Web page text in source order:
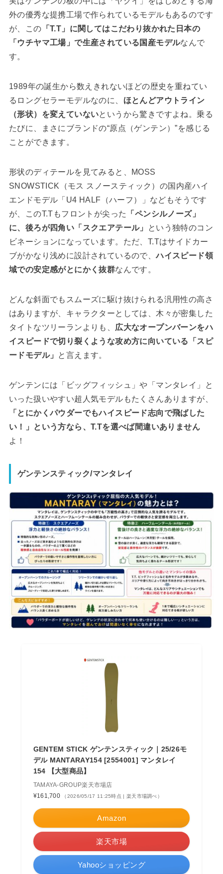
外の優秀な提携工場で作られているモデルもあるのです
が、この 「T.T」に関してはこだわり抜かれた日本の
「ウチヤマ工場」で生産されている国産モデルなんで
す。
1989年の誕生から数えきれないほどの歴史を重ねてい
るロングセラーモデルなのに、 ほとんどアウトライン
（形状）を変えていないというから驚きですよね。乗る
たびに、まさにブランドの“原点（ゲンテン）”を感じる
ことができます。
形状のディテールを見てみると、MOSS
SNOWSTICK（モス スノースティック）の国内産ハイ
エンドモデル「U4 HALF（ハーフ）」などもそうです
が、このT.Tもフロントが尖った
「ペンシルノーズ」
に、後ろが四角い「スクエアテール」
という独特のコン
ビネーションになっています。ただ、T.Tはサイドカー
ブがかなり浅めに設計されているので、ハイスピード領
域での安定感がとにかく抜群なんです。
どんな斜面でもスムーズに駆け抜けられる汎用性の高さ
はありますが、キャラクターとしては、木々が密集した
タイトなツリーランよりも、 広大なオープンバーンをハ
イスピードで切り裂くような攻め方に向いている「スピ
ードモデル」 と言えます。
ゲンテンには「ビッグフィッシュ」や「マンタレイ」と
いった扱いやすい超人気モデルもたくさんありますが、
「とにかくパウダーでもハイスピード志向で飛ばした
い！」という方なら、T.Tを選べば間違いありません
よ！
ゲンテンスティック/マンタレイ
GENTEM STICK ゲンテンスティック｜25/26モ
デル MANTARAY154 [2554001] マンタレイ
154 【大型商品】
TAMAYA-GROUP楽天市場店
¥161,700
（2026/05/17 11:25時点 | 楽天市場調べ）
Amazon
楽天市場
Yahooショッピング